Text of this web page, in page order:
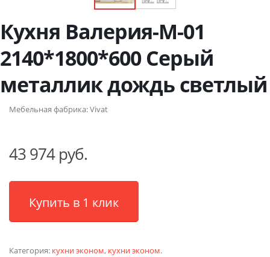
Кухня Валерия-М-01
2140*1800*600 Серый
металлик дождь светлый
Мебельная фабрика:Vivat
43 974 руб.
Купить в 1 клик
Категория: кухни эконом, кухни эконом.